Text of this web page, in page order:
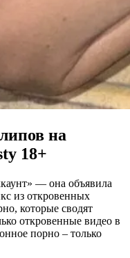
на
18+
— она объявила
из откровенных
которые сводят
откровенные видео в
порно – только